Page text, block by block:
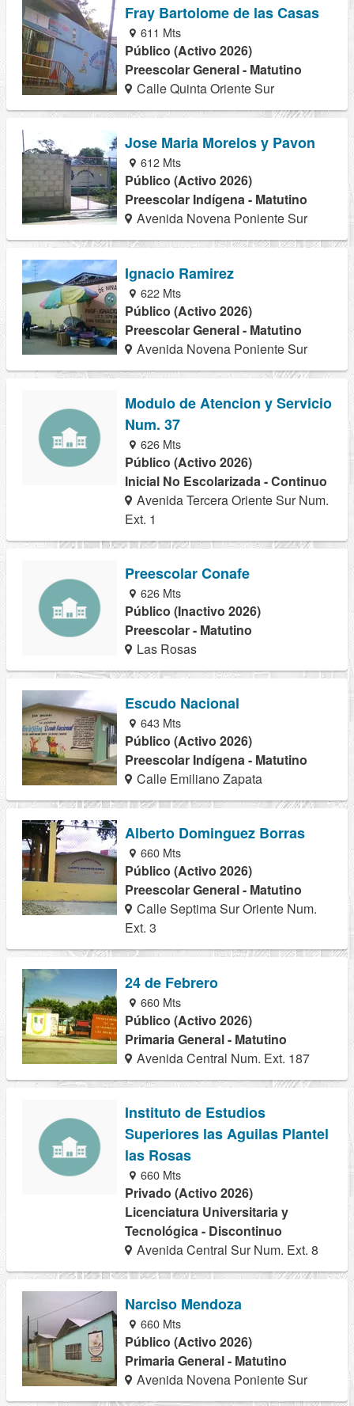
Fray Bartolome de las Casas
611 Mts
Público (Activo 2026)
Preescolar General - Matutino
Calle Quinta Oriente Sur
Jose Maria Morelos y Pavon
612 Mts
Público (Activo 2026)
Preescolar Indígena - Matutino
Avenida Novena Poniente Sur
Ignacio Ramirez
622 Mts
Público (Activo 2026)
Preescolar General - Matutino
Avenida Novena Poniente Sur
Modulo de Atencion y Servicio
Num. 37
626 Mts
Público (Activo 2026)
Inicial No Escolarizada - Continuo
Avenida Tercera Oriente Sur Num.
Ext. 1
Preescolar Conafe
626 Mts
Público (Inactivo 2026)
Preescolar - Matutino
Las Rosas
Escudo Nacional
643 Mts
Público (Activo 2026)
Preescolar Indígena - Matutino
Calle Emiliano Zapata
Alberto Dominguez Borras
660 Mts
Público (Activo 2026)
Preescolar General - Matutino
Calle Septima Sur Oriente Num.
Ext. 3
24 de Febrero
660 Mts
Público (Activo 2026)
Primaria General - Matutino
Avenida Central Num. Ext. 187
Instituto de Estudios
Superiores las Aguilas Plantel
las Rosas
660 Mts
Privado (Activo 2026)
Licenciatura Universitaria y
Tecnológica - Discontinuo
Avenida Central Sur Num. Ext. 8
Narciso Mendoza
660 Mts
Público (Activo 2026)
Primaria General - Matutino
Avenida Novena Poniente Sur